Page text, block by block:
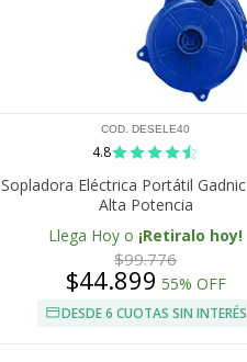
COD. DESELE40
4.8
Sopladora Eléctrica Portátil
Alta Potencia
Llega Hoy o ¡Retiralo hoy!
$99.776
$44.899 55% OFF
DESDE 6 CUOTAS SIN INTERÉS